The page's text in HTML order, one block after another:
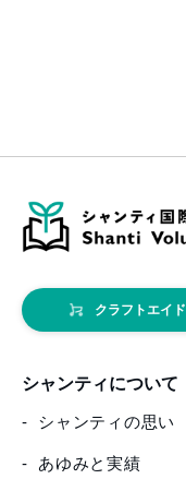
クラフトエイド
シャンティについて
シャンティの思い
あゆみと実績